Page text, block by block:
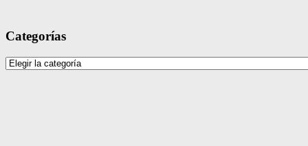
Categorías
Categorías